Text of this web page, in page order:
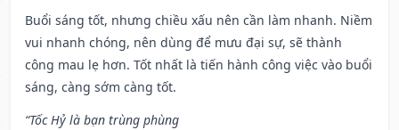
Buổi sáng tốt, nhưng chiều xấu nên cần làm nhanh. Niềm
vui nhanh chóng, nên dùng để mưu đại sự, sẽ thành
công mau lẹ hơn. Tốt nhất là tiến hành công việc vào buổi
sáng, càng sớm càng tốt.
“Tốc Hỷ là bạn trùng phùng